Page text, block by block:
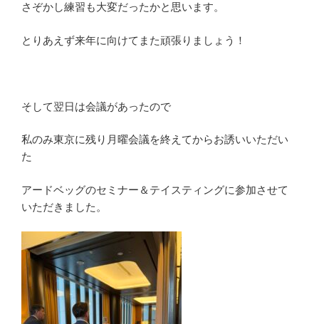
さぞかし練習も大変だったかと思います。
とりあえず来年に向けてまた頑張りましょう！
そして翌日は会議があったので
私のみ東京に残り月曜会議を終えてからお誘いいただい
た
アードベッグのセミナー＆テイスティングに参加させて
いただきました。